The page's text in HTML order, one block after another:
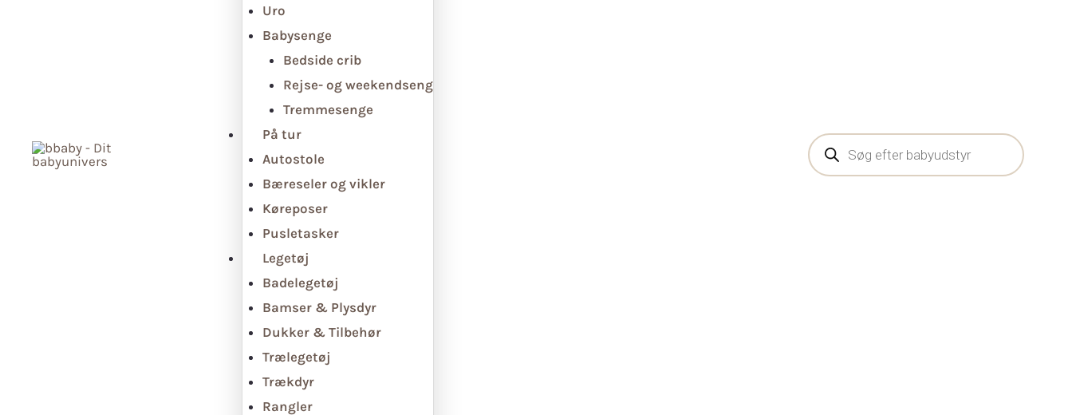
Uro
Babysenge
Bedside crib
Rejse- og weekendseng
Tremmesenge
På tur
Autostole
Bæreseler og vikler
Køreposer
Pusletasker
Legetøj
Badelegetøj
Bamser & Plysdyr
Dukker & Tilbehør
Trælegetøj
Trækdyr
Rangler